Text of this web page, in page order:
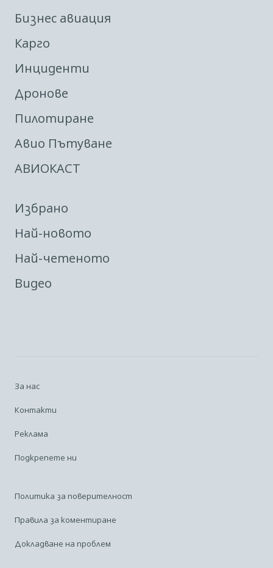
Бизнес авиация
Карго
Инциденти
Дронове
Пилотиране
Авио Пътуване
АВИОКАСТ
Избрано
Най-новото
Най-четеното
Видео
За нас
Контакти
Реклама
Подкрепете ни
Политика за поверителност
Правила за коментиране
Докладване на проблем